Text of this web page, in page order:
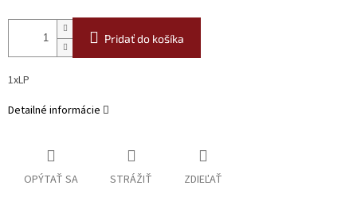
Pridať do košíka
1xLP
Detailné informácie
OPÝTAŤ SA STRÁŽIŤ ZDIEĽAŤ